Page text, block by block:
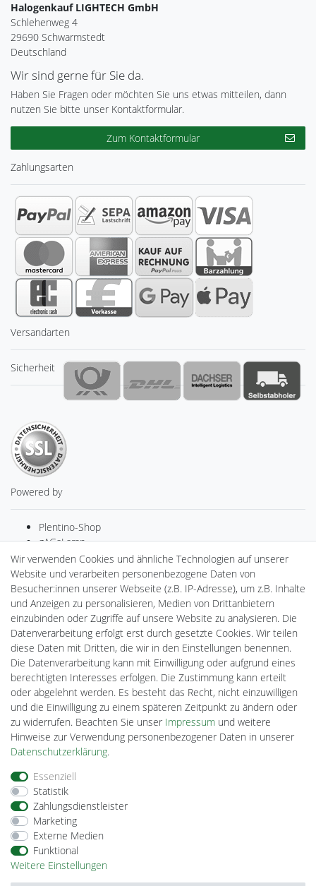
Halogenkauf LIGHTECH GmbH
Schlehenweg 4
29690 Schwarmstedt
Deutschland
Wir sind gerne für Sie da.
Haben Sie Fragen oder möchten Sie uns etwas mitteilen, dann
nutzen Sie bitte unser Kontaktformular.
Zum Kontaktformular
Zahlungsarten
Versandarten
Sicherheit
Powered by
Plentino-Shop
gAGaLamp
Drohnenstore24
MeinUSB
Batteriespeicher
PlentiSolar
Gebrauchtlicht
Ledkauf
DEYESOLAR
Lightech Connect
CardanLight Europe
FORTIMO LEDs
Cardanlight-Shop
Wallbox24
Impressum
Barrierefreiheitserklärung
Wir verwenden Cookies und ähnliche Technologien auf unserer
Website und verarbeiten personenbezogene Daten von
Besucher:innen unserer Webseite (z.B. IP-Adresse), um z.B. Inhalte
und Anzeigen zu personalisieren, Medien von Drittanbietern
einzubinden oder Zugriffe auf unsere Website zu analysieren. Die
Datenverarbeitung erfolgt erst durch gesetzte Cookies. Wir teilen
diese Daten mit Dritten, die wir in den Einstellungen benennen.
Die Datenverarbeitung kann mit Einwilligung oder aufgrund eines
berechtigten Interesses erfolgen. Die Zustimmung kann erteilt
oder abgelehnt werden. Es besteht das Recht, nicht einzuwilligen
und die Einwilligung zu einem späteren Zeitpunkt zu ändern oder
zu widerrufen. Beachten Sie unser Impressum und weitere
Hinweise zur Verwendung personenbezogener Daten in unserer
Daten­schutz­erklärung.
Essenziell
Statistik
Zahlungsdienstleister
Marketing
Externe Medien
Funktional
Weitere Einstellungen